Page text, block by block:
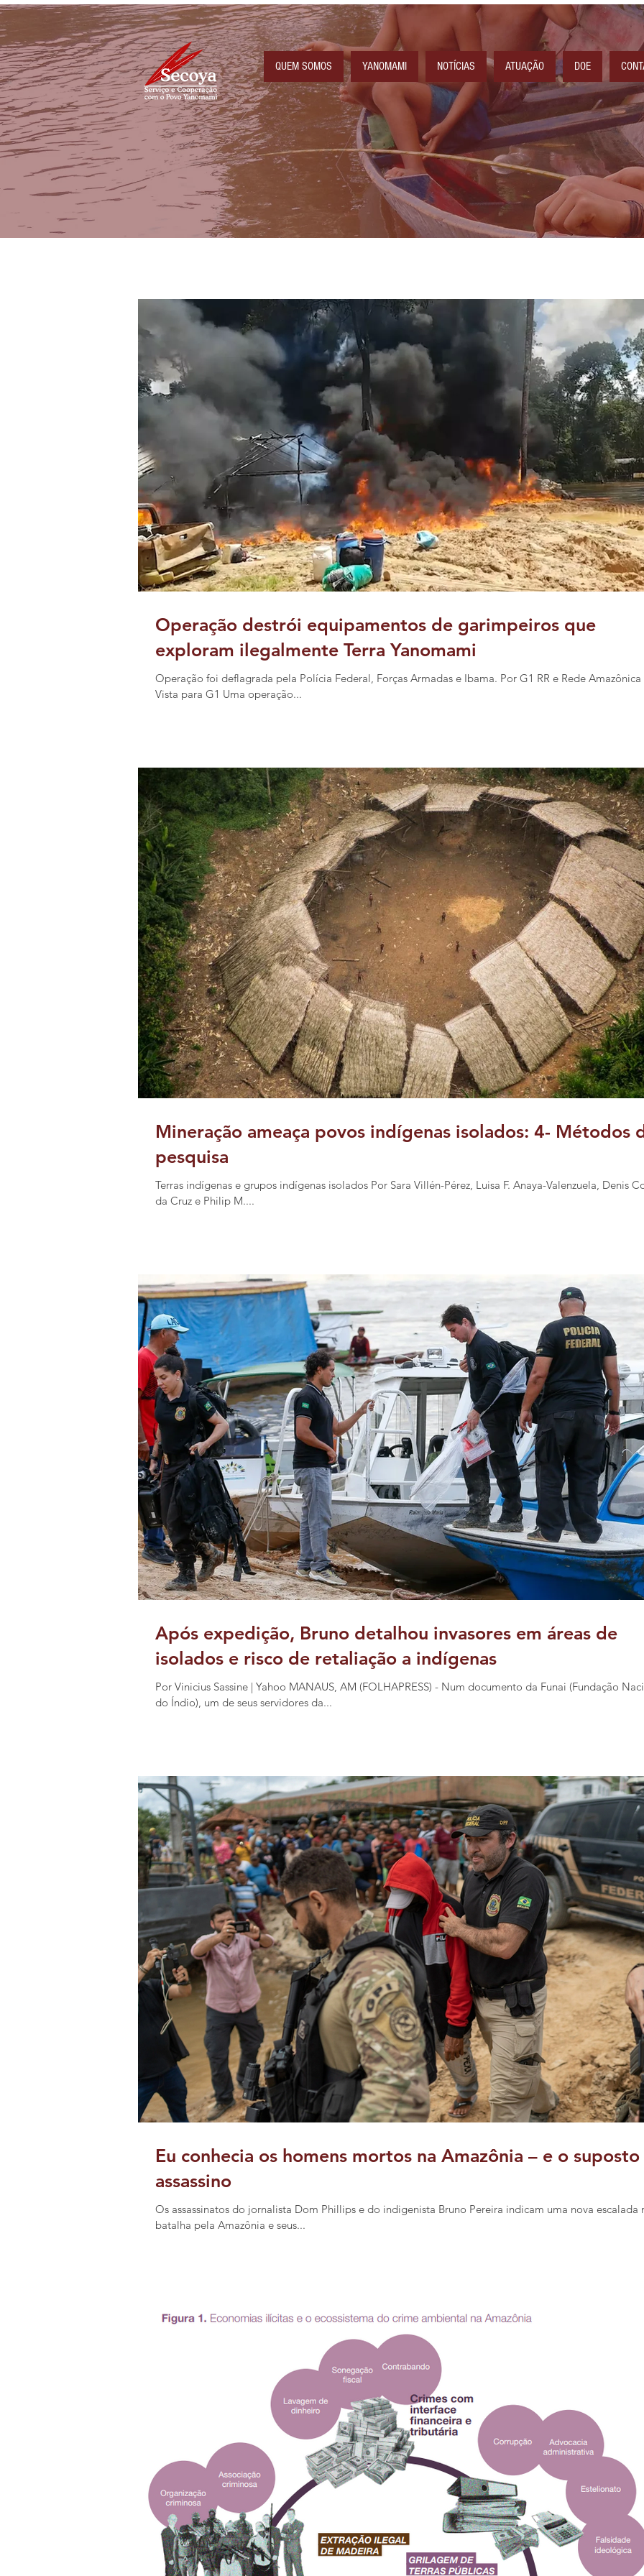
QUEM SOMOS YANOMAMI NOTÍCIAS ATUAÇÃO DOE
Operação destrói equipamentos de garimpeiros que
exploram ilegalmente Terra Yanomami
Operação foi deflagrada pela Polícia Federal, Forças Armadas e Ibama. Por G1 RR e Rede Amazônica
Vista para G1 Uma operação...
Mineração ameaça povos indígenas isolados: 4- Métodos
pesquisa
Terras indígenas e grupos indígenas isolados Por Sara Villén-Pérez, Luisa F. Anaya-Valenzuela, Denis
da Cruz e Philip M....
Após expedição, Bruno detalhou invasores em áreas de
isolados e risco de retaliação a indígenas
Por Vinicius Sassine | Yahoo MANAUS, AM (FOLHAPRESS) - Num documento da Funai (Fundação
do Índio), um de seus servidores da...
Eu conhecia os homens mortos na Amazônia – e o suposto
assassino
Os assassinatos do jornalista Dom Phillips e do indigenista Bruno Pereira indicam uma nova escalada
batalha pela Amazônia e seus...